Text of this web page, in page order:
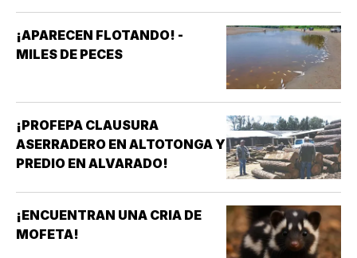
¡APARECEN FLOTANDO! -
MILES DE PECES
¡PROFEPA CLAUSURA
ASERRADERO EN ALTOTONGA Y
PREDIO EN ALVARADO!
¡ENCUENTRAN UNA CRIA DE
MOFETA!